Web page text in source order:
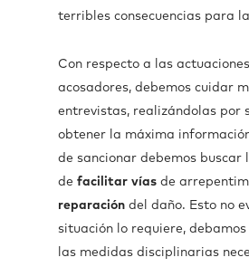
terribles consecuencias para
Con respecto a las
acosadores, debemos cuidar
entrevistas, realizándolas por
obtener la máxima
de sancionar debemos buscar
de facilitar vías de
reparación del daño. Esto no
situación lo requiere,
las medidas disciplinarias